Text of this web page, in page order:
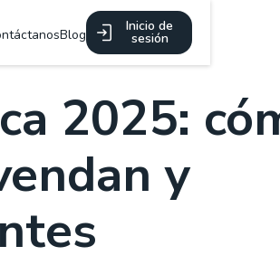
Blog
Inicio de
sesión
2025:
y